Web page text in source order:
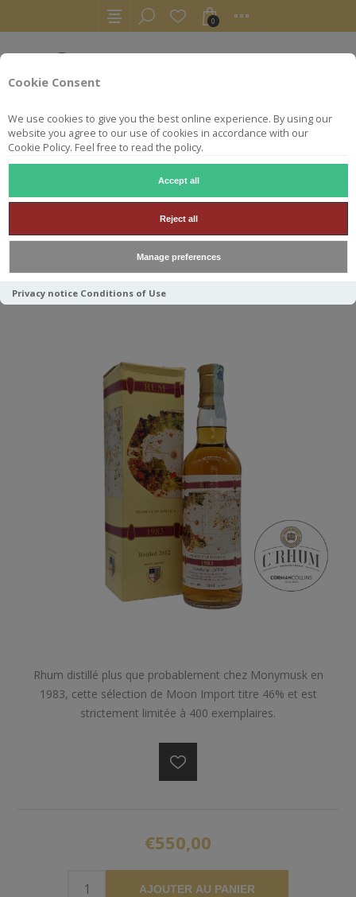
Cookie Consent
We use cookies to give you the best online experience. By using our
website you agree to our use of cookies in accordance with our
Cookie Policy. Feel free to read the policy.
Accept all
Reject all
Manage preferences
Privacy notice Conditions of Use
0
MOON IMPORT MONYMUSK
1983 2012 70CL 46°
Rhum distillé plus que probablement chez Monymusk en
1983, cette sélection de Moon Import titre 46% et est
strictement limitée à 400 exemplaires.
€550,00
AJOUTER AU PANIER